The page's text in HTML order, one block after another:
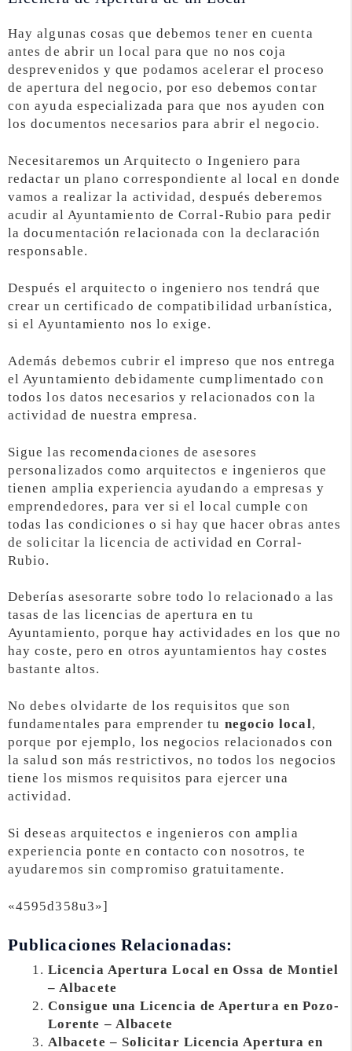
Hay algunas cosas que debemos tener en cuenta
antes de abrir un local para que no nos coja
desprevenidos y que podamos acelerar el proceso
de apertura del negocio, por eso debemos contar
con ayuda especializada para que nos ayuden con
los documentos necesarios para abrir el negocio.
Necesitaremos un Arquitecto o Ingeniero para
redactar un plano correspondiente al local en donde
vamos a realizar la actividad, después deberemos
acudir al Ayuntamiento de Corral-Rubio para pedir
la documentación relacionada con la declaración
responsable.
Después el arquitecto o ingeniero nos tendrá que
crear un certificado de compatibilidad urbanística,
si el Ayuntamiento nos lo exige.
Además debemos cubrir el impreso que nos entrega
el Ayuntamiento debidamente cumplimentado con
todos los datos necesarios y relacionados con la
actividad de nuestra empresa.
Sigue las recomendaciones de asesores
personalizados como arquitectos e ingenieros que
tienen amplia experiencia ayudando a empresas y
emprendedores, para ver si el local cumple con
todas las condiciones o si hay que hacer obras antes
de solicitar la licencia de actividad en Corral-
Rubio.
Deberías asesorarte sobre todo lo relacionado a las
tasas de las licencias de apertura en tu
Ayuntamiento, porque hay actividades en los que no
hay coste, pero en otros ayuntamientos hay costes
bastante altos.
No debes olvidarte de los requisitos que son
fundamentales para emprender tu negocio local,
porque por ejemplo, los negocios relacionados con
la salud son más restrictivos, no todos los negocios
tiene los mismos requisitos para ejercer una
actividad.
Si deseas arquitectos e ingenieros con amplia
experiencia ponte en contacto con nosotros, te
ayudaremos sin compromiso gratuitamente.
«4595d358u3»]
Publicaciones Relacionadas:
Licencia Apertura Local en Ossa de Montiel
– Albacete
Consigue una Licencia de Apertura en Pozo-
Lorente – Albacete
Albacete – Solicitar Licencia Apertura en